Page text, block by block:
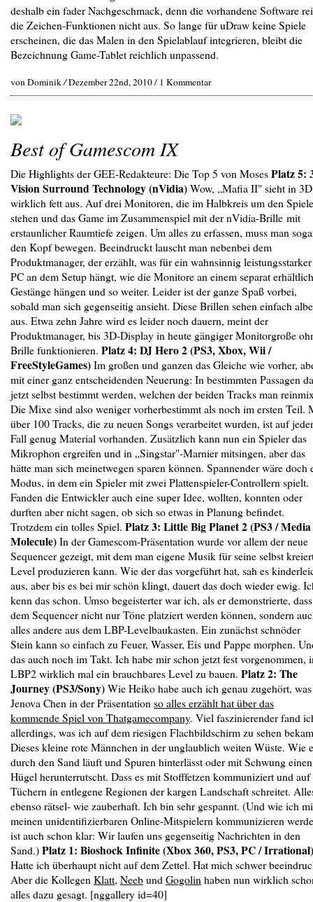
deshalb ein fader Nachgeschmack, denn die vorhandene Software
die Zeichen-Funktionen nicht aus. So lange für uDraw keine Spiele
erscheinen, die das Malen in den Spielablauf integrieren, bleibt die
Bezeichnung Game-Tablet reichlich unpassend.
von Dominik/Dezember 22nd, 2010 / 1 Kommentar
Best of Gamescom IX
Die Highlights der GEE-Redakteure: Die Top 5 von MosesPlatz 5:
Vision Surround Technology (nVidia)Wow, „Mafia II" sieht in 3D
wirklich fett aus. Auf drei Monitoren, die im Halbkreis um den
stehen und das Game im Zusammenspiel mit der nVidia-Brille mit
erstaunlicher Raumtiefe zeigen. Um alles zu erfassen, muss man
den Kopf bewegen. Beeindruckt lauscht man nebenbei dem
Produktmanager, der erzählt, was für ein wahnsinnig leistungsstarker
PC an dem Setup hängt, wie die Monitore an einem separat
Gestänge hängen und so weiter. Leider ist der ganze Spaß vorbei,
sobald man sich gegenseitig ansieht. Diese Brillen sehen einfach
aus. Etwa zehn Jahre wird es leider noch dauern, meint der
Produktmanager, bis 3D-Display in heute gängiger Monitorgroße
Brille funktionieren. Platz 4: DJ Hero 2 (PS3, Xbox, Wii /
FreeStyleGames)Im großen und ganzen das Gleiche wie vorher,
mit einer ganz entscheidenden Neuerung: In bestimmten Passagen
jetzt selbst bestimmt werden, welchen der beiden Tracks man
Die Mixe sind also weniger vorherbestimmt als noch im ersten Teil.
über 100 Tracks, die zu neuen Songs verarbeitet wurden, ist auf
Fall genug Material vorhanden. Zusätzlich kann nun ein Spieler das
Mikrophon ergreifen und in „Singstar"-Marnier mitsingen, aber das
hätte man sich meinetwegen sparen können. Spannender wäre doch
Modus, in dem ein Spieler mit zwei Plattenspieler-Controllern spielt.
Fanden die Entwickler auch eine super Idee, wollten, konnten oder
durften aber nicht sagen, ob sich so etwas in Planung befindet.
Trotzdem ein tolles Spiel. Platz 3: Little Big Planet 2 (PS3 / Media
Molecule)In der Gamescom-Präsentation wurde vor allem der neue
Sequencer gezeigt, mit dem man eigene Musik für seine selbst
Level produzieren kann. Wie der das vorgeführt hat, sah es
aus, aber bis es bei mir schön klingt, dauert das doch wieder ewig.
kenn das schon. Umso begeisterter war ich, als er demonstrierte,
dem Sequencer nicht nur Töne platziert werden können, sondern
alles andere aus dem LBP-Levelbaukasten. Ein zunächst schnöder
Stein kann so einfach zu Feuer, Wasser, Eis und Pappe morphen.
das auch noch im Takt. Ich habe mir schon jetzt fest vorgenommen,
LBP2 wirklich mal ein brauchbares Level zu bauen. Platz 2: The
Journey (PS3/Sony)Wie Heiko habe auch ich genau zugehört, was
Jenova Chen in der Präsentation so alles erzählt hat über das
kommende Spiel von Thatgamecompany. Viel faszinierender fand
allerdings, was ich auf dem riesigen Flachbildschirm zu sehen
Dieses kleine rote Männchen in der unglaublich weiten Wüste. Wie
durch den Sand läuft und Spuren hinterlässt oder mit Schwung einen
Hügel herunterrutscht. Dass es mit Stofffetzen kommuniziert und auf
Tüchern in entlegene Regionen der kargen Landschaft schreitet.
ebenso rätsel- wie zauberhaft. Ich bin sehr gespannt. (Und wie ich
meinen unidentifizierbaren Online-Mitspielern kommunizieren
ist auch schon klar: Wir laufen uns gegenseitig Nachrichten in den
Sand.)Platz 1: Bioshock Infinite (Xbox 360, PS3, PC / Irrational)
Hatte ich überhaupt nicht auf dem Zettel. Hat mich schwer
Aber die Kollegen Klatt, Neebund Gogolin haben nun wirklich
alles dazu gesagt. [nggallery id=40]